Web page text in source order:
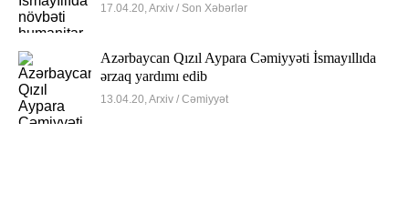
17.04.20, Arxiv / Son Xəbərlər
Azərbaycan Qızıl Aypara Cəmiyyəti İsmayıllıda
ərzaq yardımı edib
13.04.20, Arxiv / Cəmiyyət